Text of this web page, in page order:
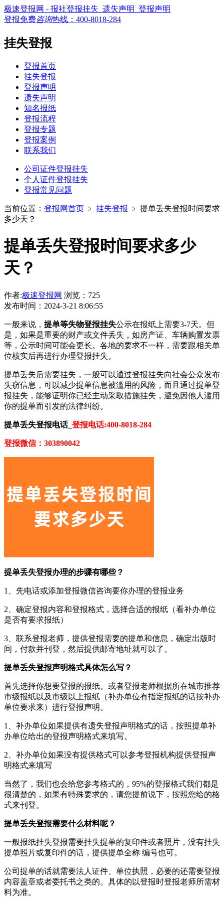
极速登报网 - 报社登报挂失_遗失声明_登报声明
登报免费咨询热线： 400-8018-284
挂失登报
登报首页
挂失登报
登报声明
遗失声明
知名报纸
登报流程
登报专题
登报案例
联系我们
公司证件登报挂失
个人证件登报挂失
登报常见问题
当前位置： 登报网首页 ﹥ 挂失登报 ﹥ 提单丢失登报时间要求
多少天？
提单丢失登报时间要求多少
天？
作者:极速登报网 浏览：725
发布时间：2024-3-21 8:06:55
一般来说， 提单等失物登报挂失公示在报纸上需要3-7天。但
是，如果是重要的财产或文件丢失，如房产证、车辆购置发票
等，公示时间可能会更长。各地的要求不一样，需要跟相关单
位核实后再进行办理登报挂失。
提单丢失后需要挂失，一般可以通过登报挂失向社会公众发布
失窃信息，可以减少提单信息被滥用的风险，而且通过提单登
报挂失，能够证明你已经主动采取措施挂失，避免因他人滥用
你的提单而引发的法律纠纷。
提单丢失登报电话_ 登报电话:400-8018-284
登报微信：303890042
提单丢失登报办理的步骤有哪些？
1、先电话或添加登报微信咨询要你办理的登报业务
2、确定登报内容和登报格式，选择合适的报纸（看补办单位
是否有要求报纸）
3、联系登报老师，提供登报需要的提单和信息，确定出版时
间，付款并刊登，然后提供邮寄地址就可以了。
提单丢失登报声明格式具体怎么写？
首先选择你想要登报的报纸。或者登报老师根据所在城市推荐
市级报纸以及市级以上报纸（补办单位有指定报纸的话按补办
单位要求来）进行登报声明。
1、补办单位如果提供有遗失登报声明格式的话，按照提单补
办单位给出的登报声明格式来填写。
2、补办单位如果没有提供格式可以参考登报机构提供登报声
明格式来填写
当然了，我们也会给您参考格式的，95%的登报格式我们都是
很清楚的，如果有特殊要求的，请您提前说下，按照您给的格
式来刊登。
提单丢失登报需要什么材料呢？
一般报纸挂失登报需要挂失提单的复印件或者照片，没有挂失
提单照片或复印件的话，提供提单全称 编号也可。
公司提单的话就需要法人证件、单位执照，必要的还需要登报
内容盖章或者委托书之类的。具体的以登报时登报老师所需材
料为准。